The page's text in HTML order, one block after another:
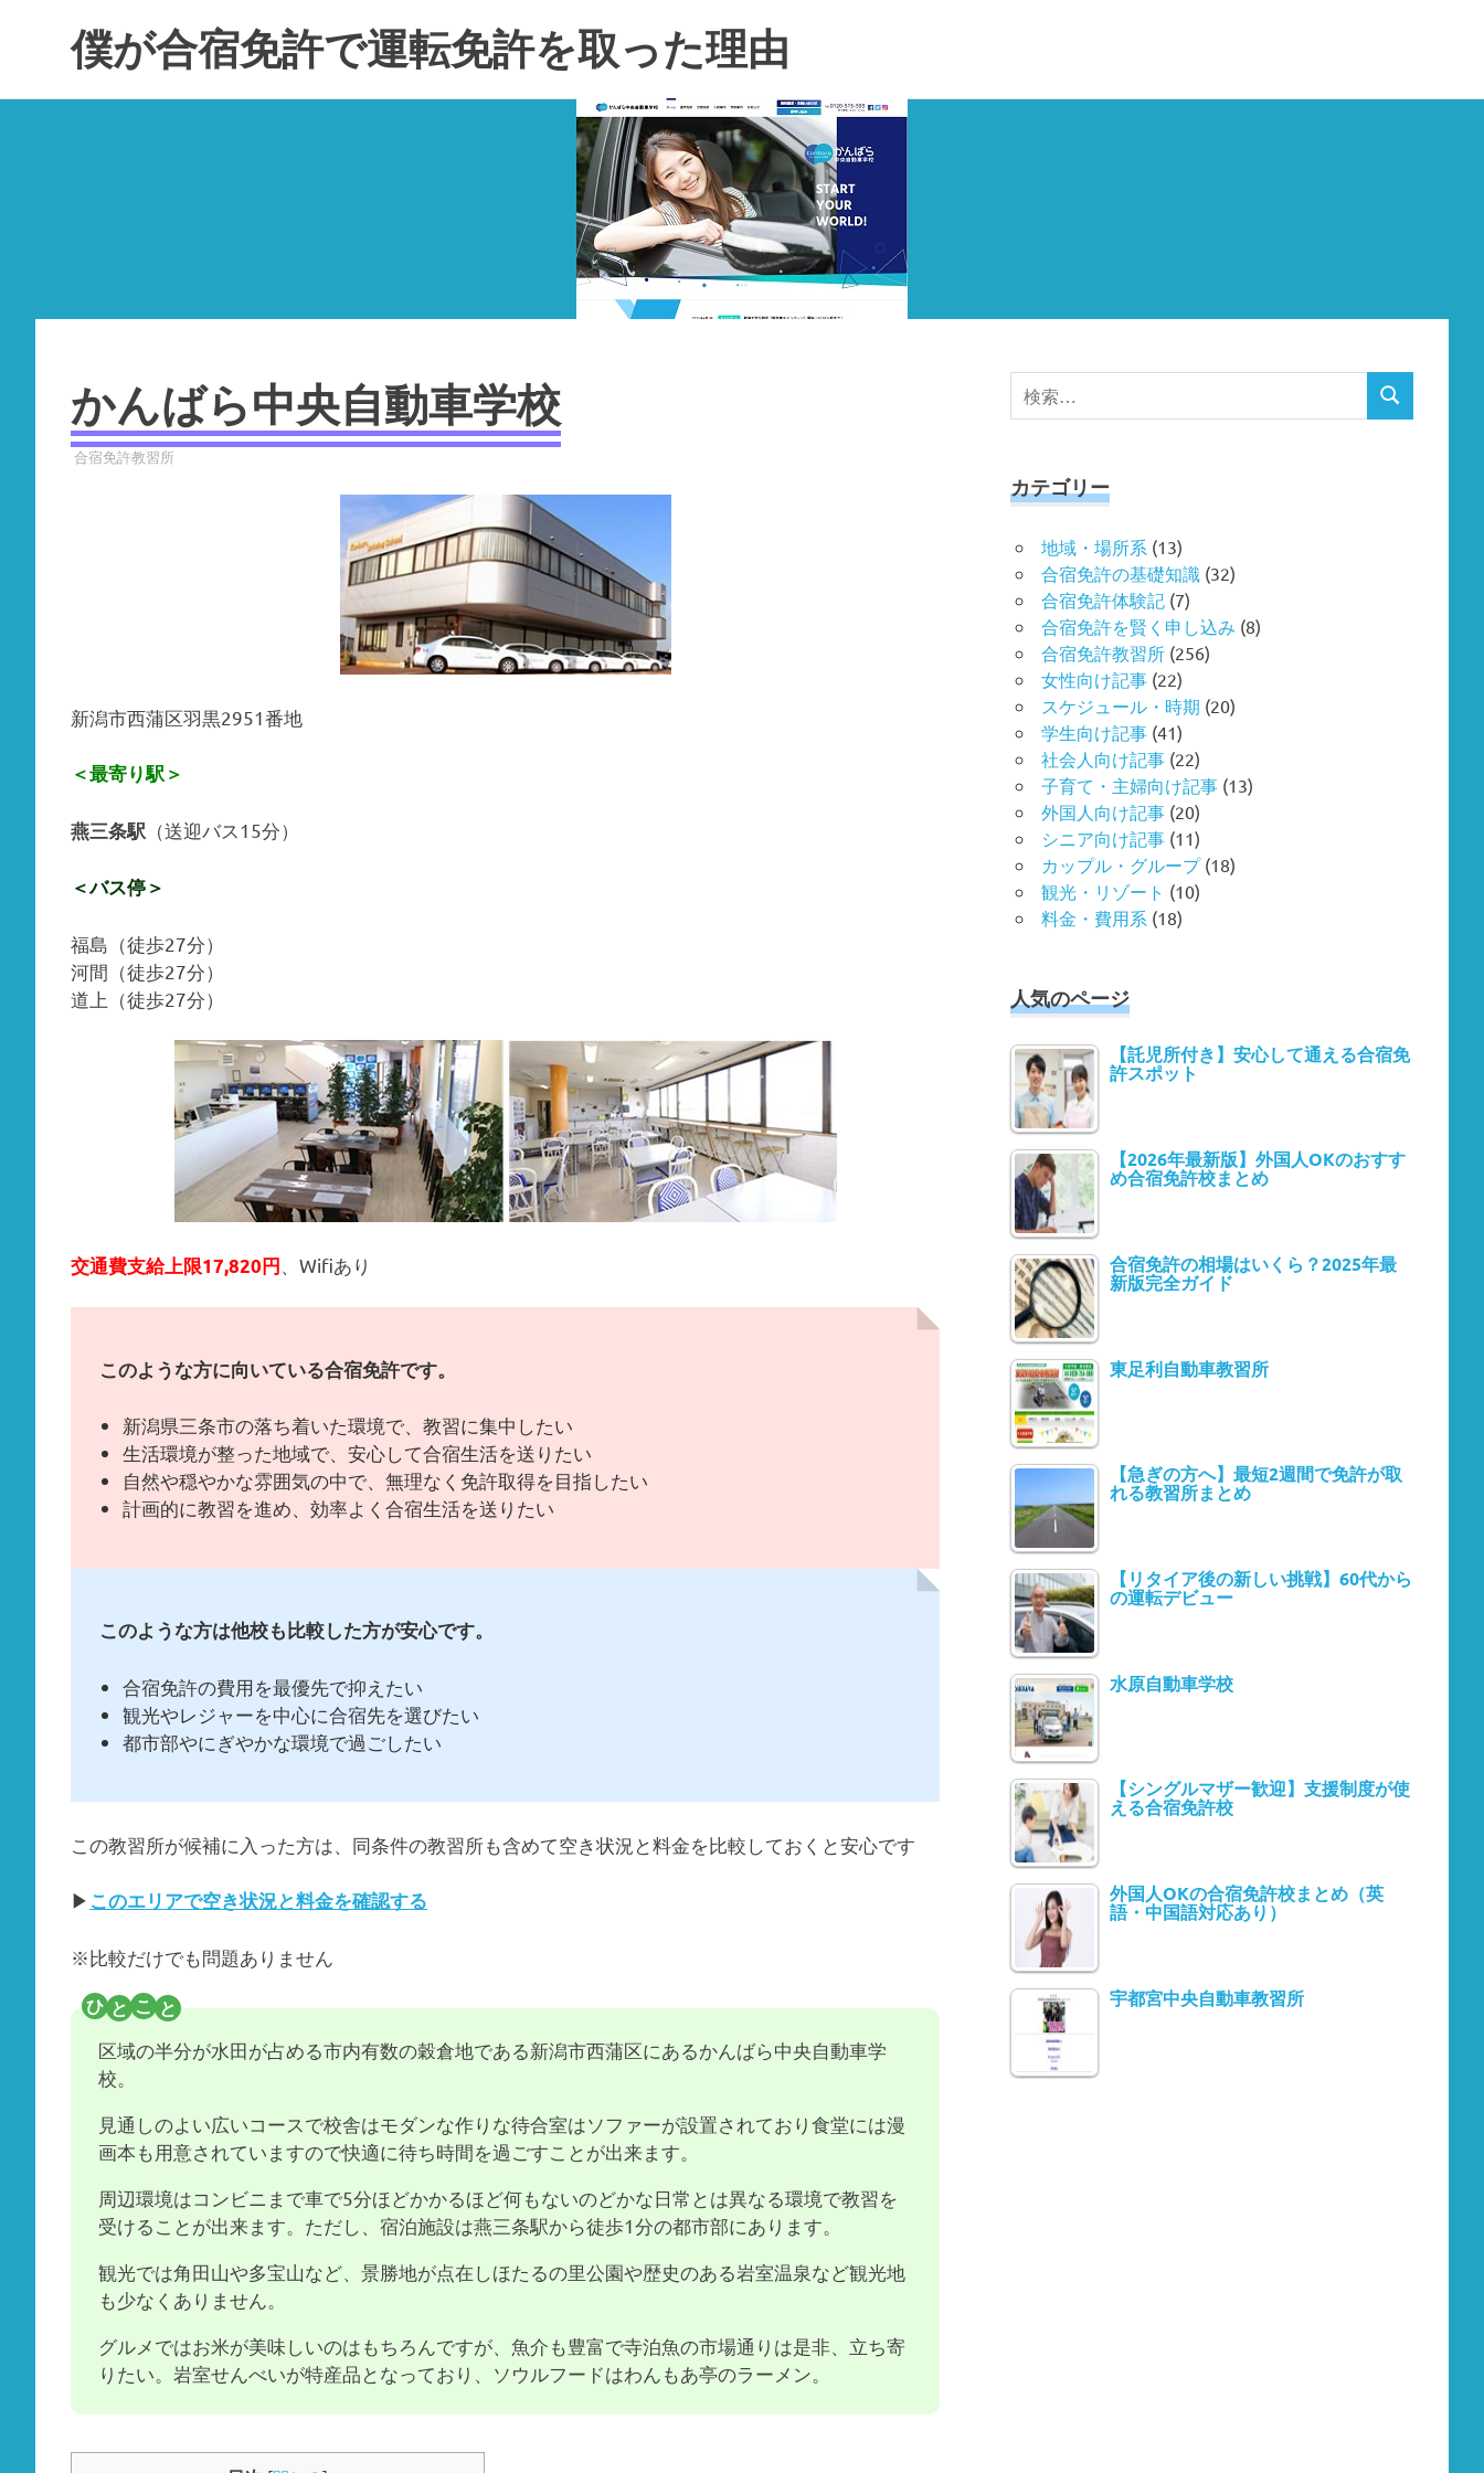
僕が合宿免許で運転免許を取った理由
かんばら中央自動車学校
2023年3月27日
YYYPRO
合宿免許教習所
新潟市西蒲区羽黒2951番地
＜最寄り駅＞
燕三条駅 （送迎バス15分）
＜バス停＞
福島（徒歩27分）
河間（徒歩27分）
道上（徒歩27分）
交通費支給上限17,820円 、Wifiあり
このような方に向いている合宿免許です。
新潟県三条市の落ち着いた環境で、教習に集中したい
生活環境が整った地域で、安心して合宿生活を送りたい
自然や穏やかな雰囲気の中で、無理なく免許取得を目指したい
計画的に教習を進め、効率よく合宿生活を送りたい
このような方は他校も比較した方が安心です。
合宿免許の費用を最優先で抑えたい
観光やレジャーを中心に合宿先を選びたい
都市部やにぎやかな環境で過ごしたい
この教習所が候補に入った方は、同条件の教習所も含めて空き状況と料金を比較しておくと安心です
▶ このエリアで空き状況と料金を確認する
※比較だけでも問題ありません
区域の半分が水田が占める市内有数の穀倉地である新潟市西蒲区にあるかんばら中央自動車学
校。
見通しのよい広いコースで校舎はモダンな作りな待合室はソファーが設置されており食堂には漫
画本も用意されていますので快適に待ち時間を過ごすことが出来ます。
周辺環境はコンビニまで車で5分ほどかかるほど何もないのどかな日常とは異なる環境で教習を
受けることが出来ます。ただし、宿泊施設は燕三条駅から徒歩1分の都市部にあります。
観光では角田山や多宝山など、景勝地が点在しほたるの里公園や歴史のある岩室温泉など観光地
も少なくありません。
グルメではお米が美味しいのはもちろんですが、魚介も豊富で寺泊魚の市場通りは是非、立ち寄
りたい。岩室せんべいが特産品となっており、ソウルフードはわんもあ亭のラーメン。
検
索
検
カテゴリー
地域・場所系 (13)
合宿免許の基礎知識 (32)
合宿免許体験記 (7)
合宿免許を賢く申し込み (8)
合宿免許教習所 (256)
女性向け記事 (22)
スケジュール・時期 (20)
学生向け記事 (41)
社会人向け記事 (22)
子育て・主婦向け記事 (13)
外国人向け記事 (20)
シニア向け記事 (11)
カップル・グループ(18)
観光・リゾート (10)
料金・費用系 (18)
人気のページ
【託児所付き】安心して通える合宿免
許スポット
【2026年最新版】外国人OKのおすす
め合宿免許校まとめ
合宿免許の相場はいくら？2025年最
新版完全ガイド
東足利自動車教習所
【急ぎの方へ】最短2週間で免許が取
れる教習所まとめ
【リタイア後の新しい挑戦】60代から
の運転デビュー
水原自動車学校
【シングルマザー歓迎】支援制度が使
える合宿免許校
外国人OKの合宿免許校まとめ（英
語・中国語対応あり）
宇都宮中央自動車教習所